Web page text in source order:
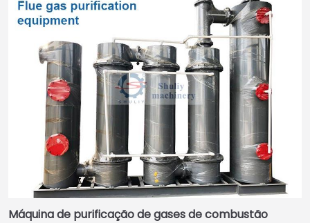
Máquina de purificação de gases de combustão